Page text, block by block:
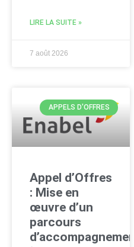
LIRE LA SUITE »
7 août 2026
APPELS D'OFFRES
Appel d’Offres
: Mise en
œuvre d’un
parcours
d’accompagnement